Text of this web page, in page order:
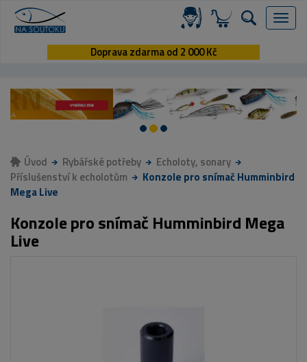
Menu
Doprava zdarma od 2 000 Kč
Úvod Rybářské potřeby
Echoloty, sonary
Příslušenství k echolotům
Konzole pro snímač Humminbird
Mega Live
Konzole pro snímač Humminbird Mega
Live